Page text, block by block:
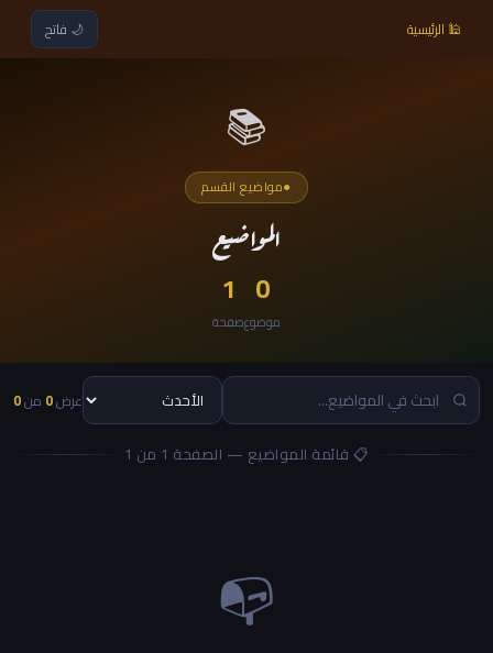
🕌 الرئيسية 🌙 فاتح
📚
●مواضيع القسم
المواضيع
0
موضوع
1
صفحة
عرض0 من0
📋 قائمة المواضيع — الصفحة 1 من 1
📭